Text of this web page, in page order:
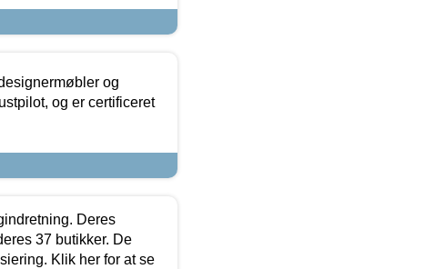
og
og er certificeret
Deres
37 butikker. De
Klik her for at se